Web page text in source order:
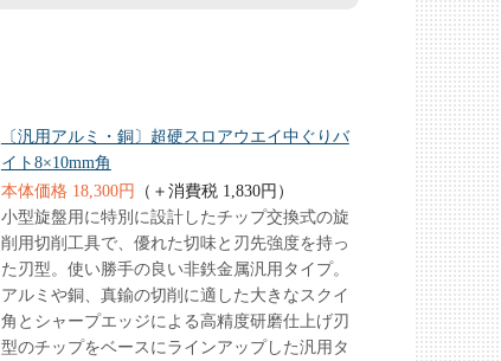
〔汎用アルミ・銅〕超硬スロアウエイ中ぐりバ
イト8×10mm角
本体価格 18,300円
（＋消費税 1,830円）
小型旋盤用に特別に設計したチップ交換式の旋
削用切削工具で、優れた切味と刃先強度を持っ
た刃型。使い勝手の良い非鉄金属汎用タイプ。
アルミや銅、真鍮の切削に適した大きなスクイ
角とシャープエッジによる高精度研磨仕上げ刃
型のチップをベースにラインアップした汎用タ